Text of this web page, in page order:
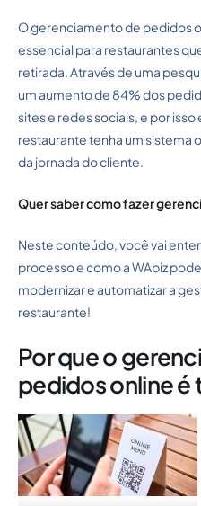
O gerenciamento de pedidos
essencial para restaurantes
retirada. Através de uma
um aumento de 84% dos
sites e redes sociais, e por
restaurante tenha um sistema
da jornada do cliente.
Quer saber como fazer
Neste conteúdo, você vai
processo e como a WAbiz
modernizar e automatizar a
restaurante!
Por que o
pedidos online